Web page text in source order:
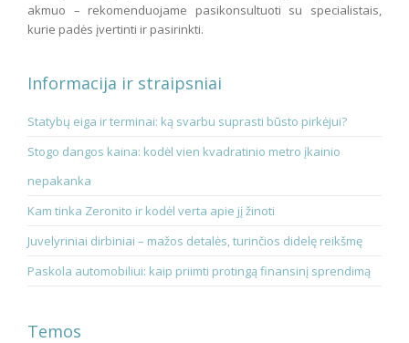
akmuo – rekomenduojame pasikonsultuoti su specialistais,
kurie padės įvertinti ir pasirinkti.
Informacija ir straipsniai
Statybų eiga ir terminai: ką svarbu suprasti būsto pirkėjui?
Stogo dangos kaina: kodėl vien kvadratinio metro įkainio
nepakanka
Kam tinka Zeronito ir kodėl verta apie jį žinoti
Juvelyriniai dirbiniai – mažos detalės, turinčios didelę reikšmę
Paskola automobiliui: kaip priimti protingą finansinį sprendimą
Temos